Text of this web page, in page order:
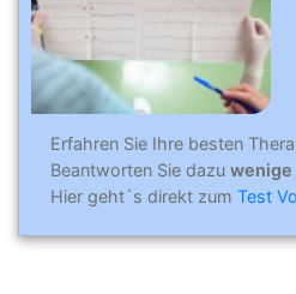
Erfahren Sie Ihre besten
Beantworten Sie dazu wenige
Hier geht´s direkt zum Test